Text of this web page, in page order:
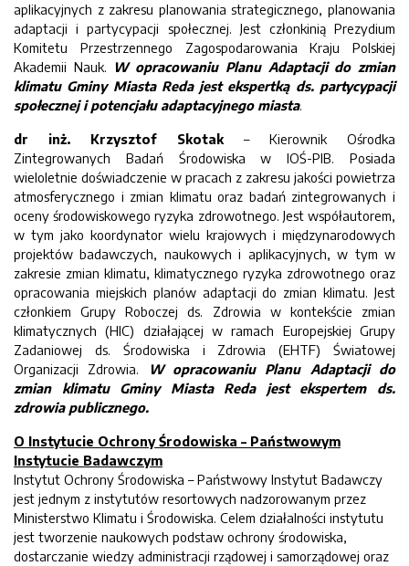
aplikacyjnych z zakresu planowania strategicznego, planowania
adaptacji i partycypacji społecznej. Jest członkinią Prezydium
Komitetu Przestrzennego Zagospodarowania Kraju Polskiej
Akademii Nauk. W opracowaniu Planu Adaptacji do zmian
klimatu Gminy Miasta Reda jest ekspertką ds. partycypacji
społecznej i potencjału adaptacyjnego miasta.
dr inż. Krzysztof Skotak– Kierownik Ośrodka
Zintegrowanych Badań Środowiska w IOŚ-PIB. Posiada
wieloletnie doświadczenie w pracach z zakresu jakości powietrza
atmosferycznego i zmian klimatu oraz badań zintegrowanych i
oceny środowiskowego ryzyka zdrowotnego. Jest współautorem,
w tym jako koordynator wielu krajowych i międzynarodowych
projektów badawczych, naukowych i aplikacyjnych, w tym w
zakresie zmian klimatu, klimatycznego ryzyka zdrowotnego oraz
opracowania miejskich planów adaptacji do zmian klimatu. Jest
członkiem Grupy Roboczej ds. Zdrowia w kontekście zmian
klimatycznych (HIC) działającej w ramach Europejskiej Grupy
Zadaniowej ds. Środowiska i Zdrowia (EHTF) Światowej
Organizacji Zdrowia.
W opracowaniu Planu Adaptacji do
zmian klimatu Gminy Miasta Reda jest ekspertem ds.
zdrowia publicznego.
O Instytucie Ochrony Środowiska – Państwowym
Instytucie Badawczym
Instytut Ochrony Środowiska – Państwowy Instytut Badawczy
jest jednym z instytutów resortowych nadzorowanym przez
Ministerstwo Klimatu i Środowiska. Celem działalności instytutu
jest tworzenie naukowych podstaw ochrony środowiska,
dostarczanie wiedzy administracji rządowej i samorządowej oraz